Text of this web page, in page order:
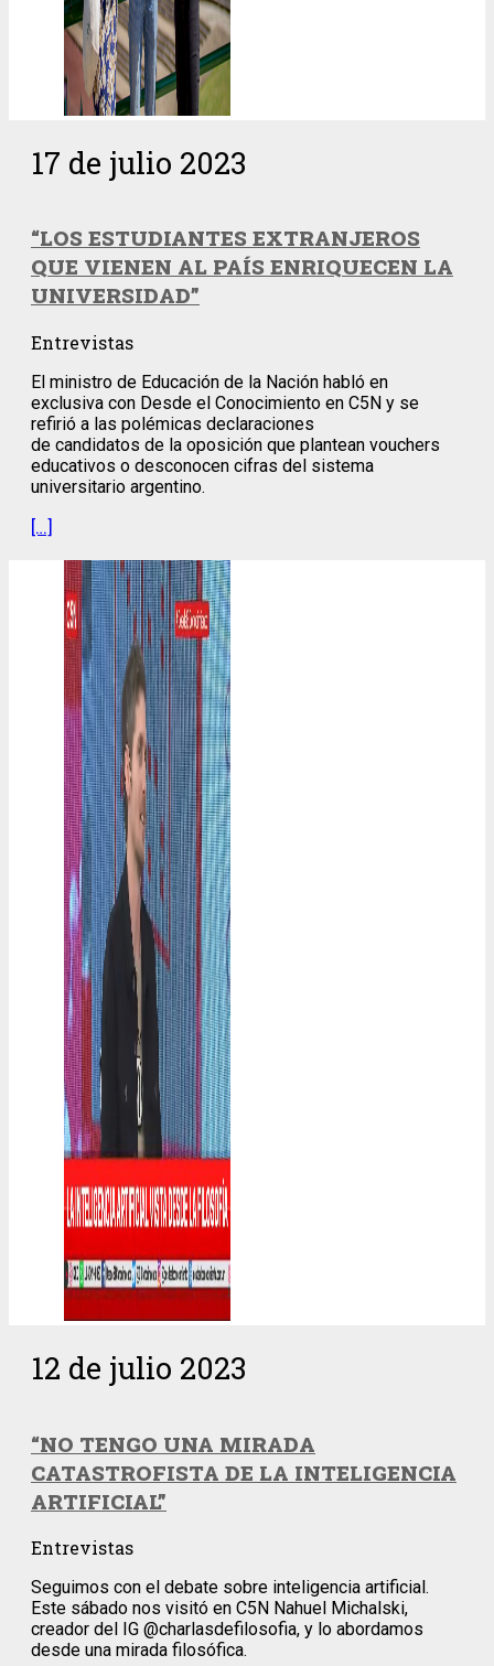
17 de julio 2023
“LOS ESTUDIANTES EXTRANJEROS
QUE VIENEN AL PAÍS ENRIQUECEN LA
UNIVERSIDAD”
Entrevistas
El ministro de Educación de la Nación habló en
exclusiva con Desde el Conocimiento en C5N y se
refirió a las polémicas declaraciones
de candidatos de la oposición que plantean vouchers
educativos o desconocen cifras del sistema
universitario argentino.
[…]
12 de julio 2023
“NO TENGO UNA MIRADA
CATASTROFISTA DE LA INTELIGENCIA
ARTIFICIAL”
Entrevistas
Seguimos con el debate sobre inteligencia artificial.
Este sábado nos visitó en C5N Nahuel Michalski,
creador del IG @charlasdefilosofia, y lo abordamos
desde una mirada filosófica.